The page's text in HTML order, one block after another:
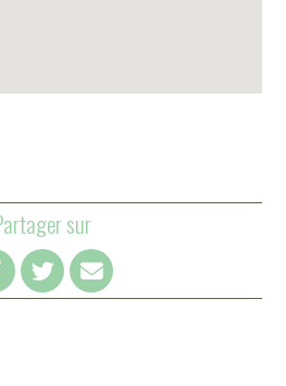
sur